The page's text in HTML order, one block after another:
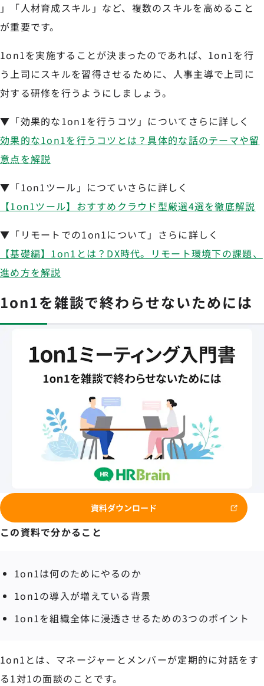
」「人材育成スキル」など、複数のスキルを高めること
が重要です。
1on1を実施することが決まったのであれば、1on1を行
う上司にスキルを習得させるために、人事主導で上司に
対する研修を行うようにしましょう。
▼「効果的な1on1を行うコツ」についてさらに詳しく
効果的な1on1を行うコツとは？具体的な話のテーマや留
意点を解説
▼「1on1ツール」につていさらに詳しく
【1on1ツール】おすすめクラウド型厳選4選を徹底解説
▼「リモートでの1on1について」さらに詳しく
【基礎編】1on1とは？DX時代。リモート環境下の課題、
進め方を解説
1on1を雑談で終わらせないためには
資料ダウンロード
この資料で分かること
1on1は何のためにやるのか
1on1の導入が増えている背景
1on1を組織全体に浸透させるための3つのポイント
1on1とは、マネージャーとメンバーが定期的に対話をす
る1対1の面談のことです。